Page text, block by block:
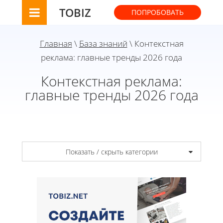
TOBIZ ПОПРОБОВАТЬ
Главная \ База знаний \ Контекстная
реклама: главные тренды 2026 года
Контекстная реклама:
главные тренды 2026 года
Показать / скрыть категории